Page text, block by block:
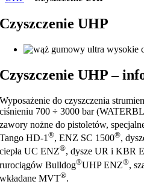
Czyszczenie UHP
Czyszczenie UHP –
Wyposażenie do czyszczenia
ciśnieniu 700 ÷ 3000 bar
zawory nożne do pistoletów,
Tango HD-1®, ENZ SC 1500®,
ciepła UC ENZ®, dysze UR i KBR
rurociągów Bulldog®UHP ENZ®,
wkładane MVT®.